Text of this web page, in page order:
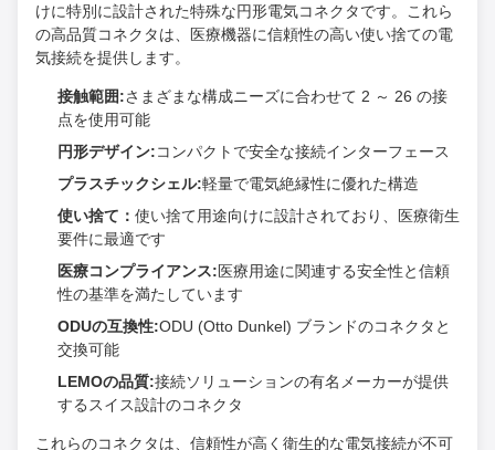
けに特別に設計された特殊な円形電気コネクタです。これら
の高品質コネクタは、医療機器に信頼性の高い使い捨ての電
気接続を提供します。
接触範囲:さまざまな構成ニーズに合わせて 2 ～ 26 の接
点を使用可能
円形デザイン:コンパクトで安全な接続インターフェース
プラスチックシェル:軽量で電気絶縁性に優れた構造
使い捨て： 使い捨て用途向けに設計されており、医療衛生
要件に最適です
医療コンプライアンス:医療用途に関連する安全性と信頼
性の基準を満たしています
ODUの互換性:ODU (Otto Dunkel) ブランドのコネクタと
交換可能
LEMOの品質:接続ソリューションの有名メーカーが提供
するスイス設計のコネクタ
これらのコネクタは、信頼性が高く衛生的な電気接続が不可